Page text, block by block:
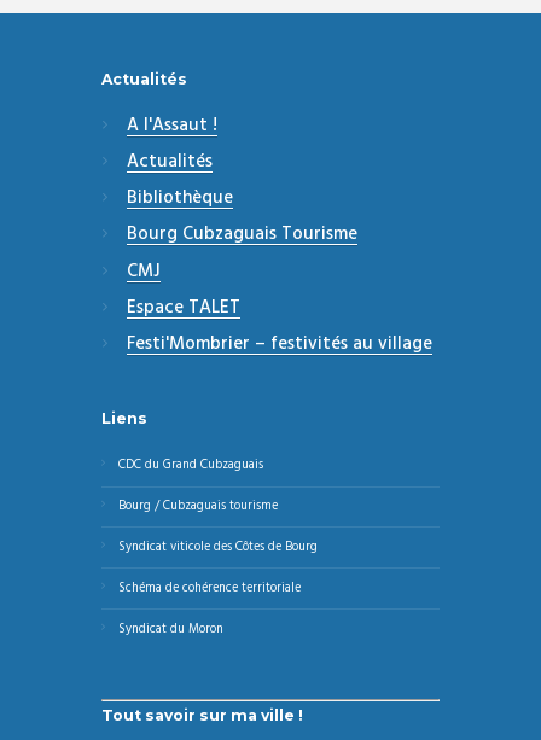
Actualités
A l'Assaut !
Actualités
Bibliothèque
Bourg Cubzaguais Tourisme
CMJ
Espace TALET
Festi'Mombrier – festivités au village
Liens
CDC du Grand Cubzaguais
Bourg / Cubzaguais tourisme
Syndicat viticole des Côtes de Bourg
Schéma de cohérence territoriale
Syndicat du Moron
Tout savoir sur ma ville !